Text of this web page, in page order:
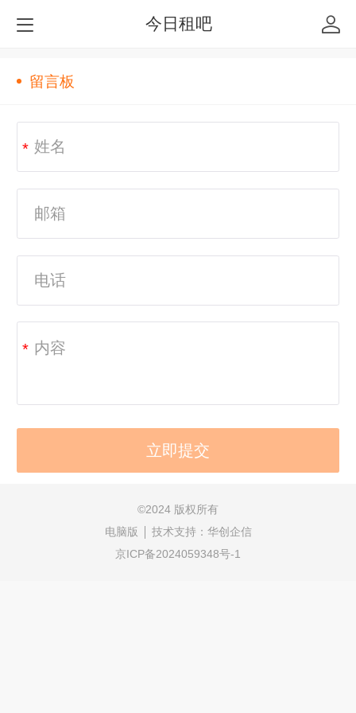
今日租吧
留言板
*
*
©2024 版权所有
电脑版
技术支持： 华创企信
京ICP备2024059348号-1